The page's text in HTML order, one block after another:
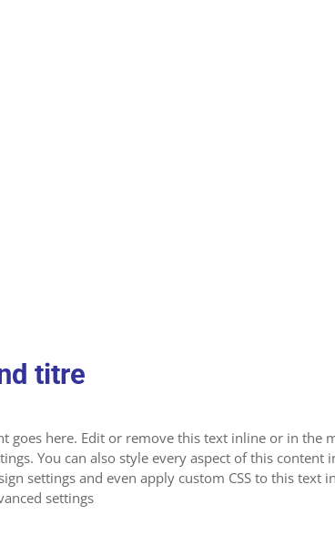
titre
goes here. Edit or remove this text inline or in the
You can also style every aspect of this content
settings and even apply custom CSS to this text
settings